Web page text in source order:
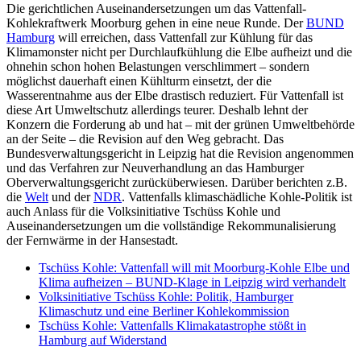
Die gerichtlichen Auseinandersetzungen um das Vattenfall-
Kohlekraftwerk Moorburg gehen in eine neue Runde. DerBUND
Hamburg will erreichen, dass Vattenfall zur Kühlung für das
Klimamonster nicht per Durchlaufkühlung die Elbe aufheizt und die
ohnehin schon hohen Belastungen verschlimmert – sondern
möglichst dauerhaft einen Kühlturm einsetzt, der die
Wasserentnahme aus der Elbe drastisch reduziert. Für Vattenfall ist
diese Art Umweltschutz allerdings teurer. Deshalb lehnt der
Konzern die Forderung ab und hat – mit der grünen Umweltbehörde
an der Seite – die Revision auf den Weg gebracht. Das
Bundesverwaltungsgericht in Leipzig hat die Revision angenommen
und das Verfahren zur Neuverhandlung an das Hamburger
Oberverwaltungsgericht zurücküberwiesen. Darüber berichten z.B.
die Welt und derNDR. Vattenfalls klimaschädliche Kohle-Politik ist
auch Anlass für die Volksinitiative Tschüss Kohle und
Auseinandersetzungen um die vollständige Rekommunalisierung
der Fernwärme in der Hansestadt.
Tschüss Kohle: Vattenfall will mit Moorburg-Kohle Elbe und
Klima aufheizen – BUND-Klage in Leipzig wird verhandelt
Volksinitiative Tschüss Kohle: Politik, Hamburger
Klimaschutz und eine Berliner Kohlekommission
Tschüss Kohle: Vattenfalls Klimakatastrophe stößt in
Hamburg auf Widerstand